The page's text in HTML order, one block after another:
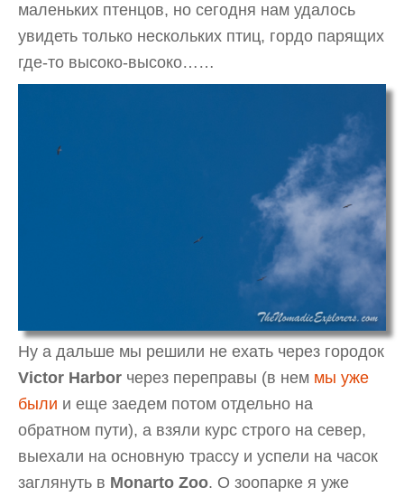
маленьких птенцов, но сегодня нам удалось
увидеть только нескольких птиц, гордо парящих
где-то высоко-высоко……
Ну а дальше мы решили не ехать через городок
Victor Harbor через переправы (в нем мы уже
были и еще заедем потом отдельно на
обратном пути), а взяли курс строго на север,
выехали на основную трассу и успели на часок
заглянуть в Monarto Zoo. О зоопарке я уже